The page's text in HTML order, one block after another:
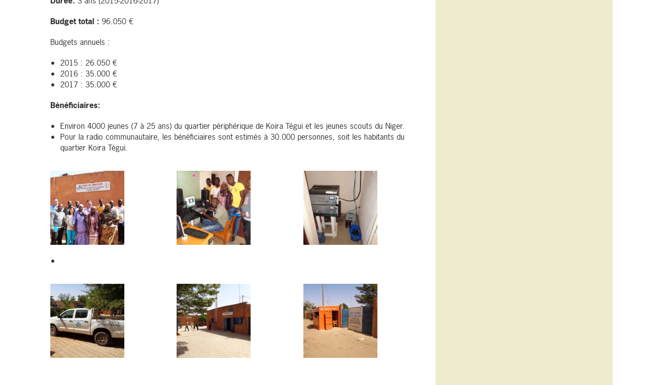
Budget total : 96.050 €
Budgets annuels :
2015 : 26.050 €
2016 : 35.000 €
2017 : 35.000 €
Bénéficiaires:
Environ 4000 jeunes (7 à 25 ans) du quartier périphérique de Koira Tégui et les jeunes scouts du Niger.
Pour la radio communautaire, les bénéficiaires sont estimés à 30.000 personnes, soit les habitants du
quartier Koira Tégui.